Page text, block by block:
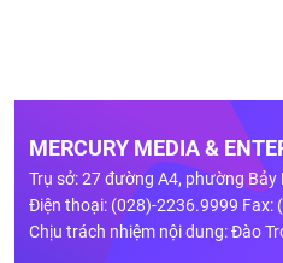
MERCURY MEDIA &
Trụ sở: 27 đường A4, phường
Điện thoại: (028)-2236.9999 Fax:
Chịu trách nhiệm nội dung: Đào